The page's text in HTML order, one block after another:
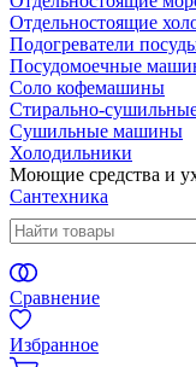
Отдельностоящие
Подогреватели
Посудомоечные
Соло кофемашины
Стирально-
Сушильные машины
Холодильники
Моющие средства и
Сантехника
Сравнение
Избранное